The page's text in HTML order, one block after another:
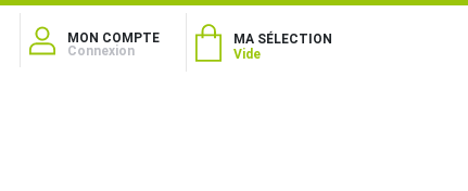
MON COMPTE
Connexion
MA SÉLECTION
Vide